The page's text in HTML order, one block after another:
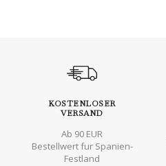
KOSTENLOSER
VERSAND
Ab 90 EUR
Bestellwert fur Spanien-
Festland